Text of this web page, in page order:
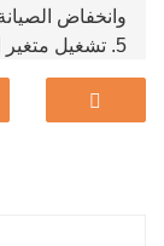
وانخفاض
5. تشغيل
منخفضة
عالي السرعة